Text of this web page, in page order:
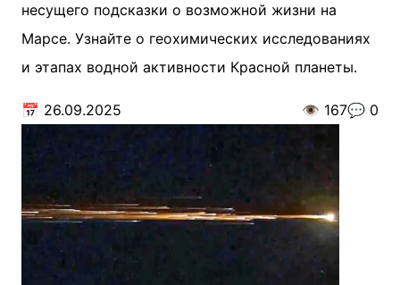
несущего подсказки о возможной жизни на
Марсе. Узнайте о геохимических исследованиях
и этапах водной активности Красной планеты.
📅 26.09.2025 👁️ 167💬 0